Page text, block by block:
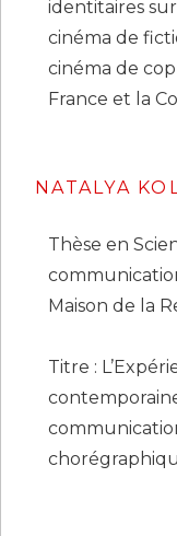
identitaires
cinéma de
cinéma de
France et la
NATALYA
Thèse en
Maison de la
Titre :